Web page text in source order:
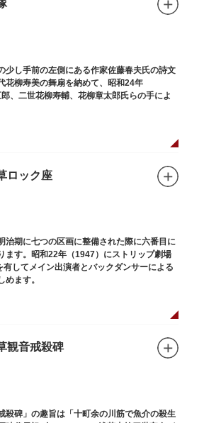
少し手前の左側にある作家佐藤春夫氏の詩文
花柳寿美の舞扇を納めて、昭和24年
、二世花柳寿輔、花柳章太郎氏らの手によ
ロック座
治期に七つの区画に整備された際に六番目に
ます。昭和22年（1947）にストリップ劇場
してメイン出演者とバックダンサーによる
ます。
観音戒殺碑
殺碑」の趣旨は「十町余の川筋で魚介の殺生